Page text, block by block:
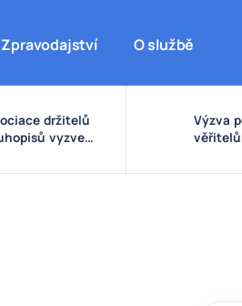
Zpravodajství O službě
držitelů
vyzve
pro emise a
Výzva